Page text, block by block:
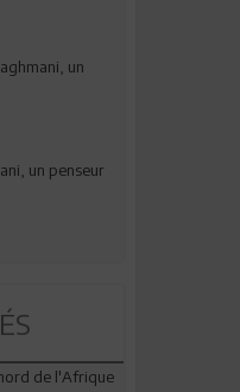
un
un penseur
de l'Afrique